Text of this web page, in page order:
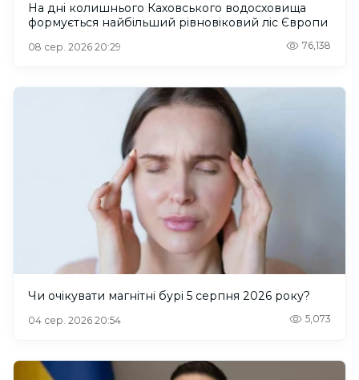
На дні колишнього Каховського водосховища
формується найбільший рівновіковий ліс Європи
08 сер. 2026 20:29 76,138
Чи очікувати магнітні бурі 5 серпня 2026 року?
04 сер. 2026 20:54 5,073